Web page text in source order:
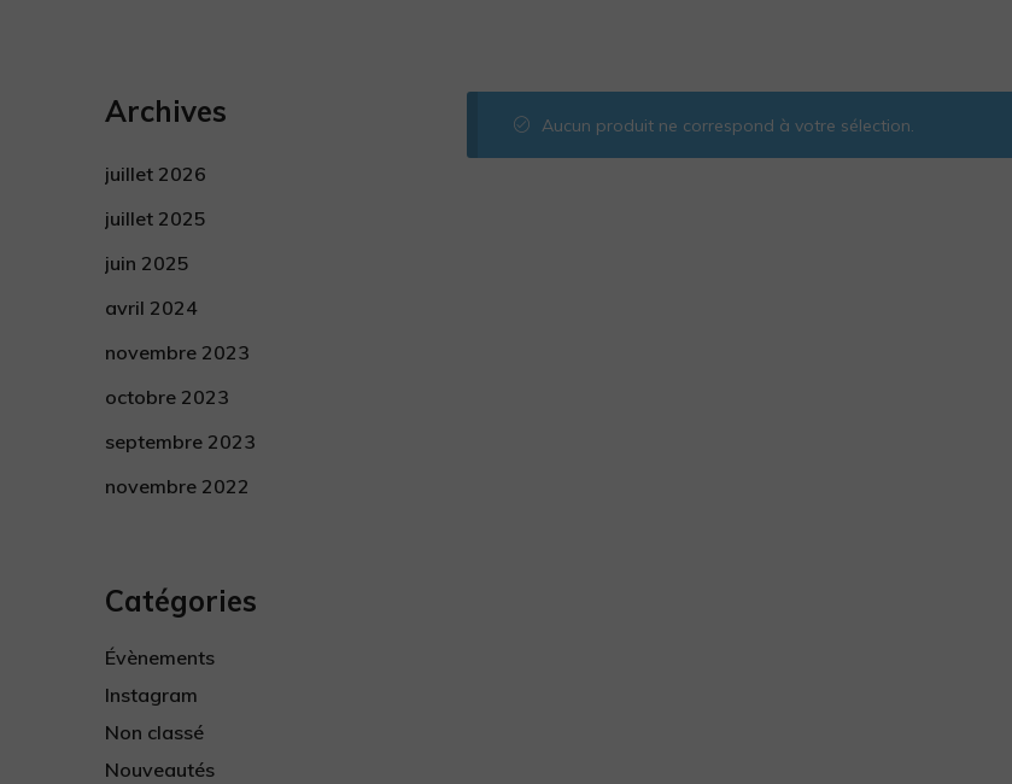
Aucun produit ne correspond à votre sélection.
Archives
juillet 2026
juillet 2025
juin 2025
avril 2024
novembre 2023
octobre 2023
septembre 2023
novembre 2022
Catégories
Évènements
Instagram
Non classé
Nouveautés